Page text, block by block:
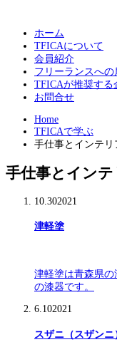
ホーム
TFICAについて
会員紹介
フリーランスへの
TFICAが推奨する
お問合せ
Home
TFICAで学ぶ
手仕事とインテリ
手仕事とインテ
10.302021
津軽塗
津軽塗は青森県
の漆器です。
6.102021
スザニ（スザンニ